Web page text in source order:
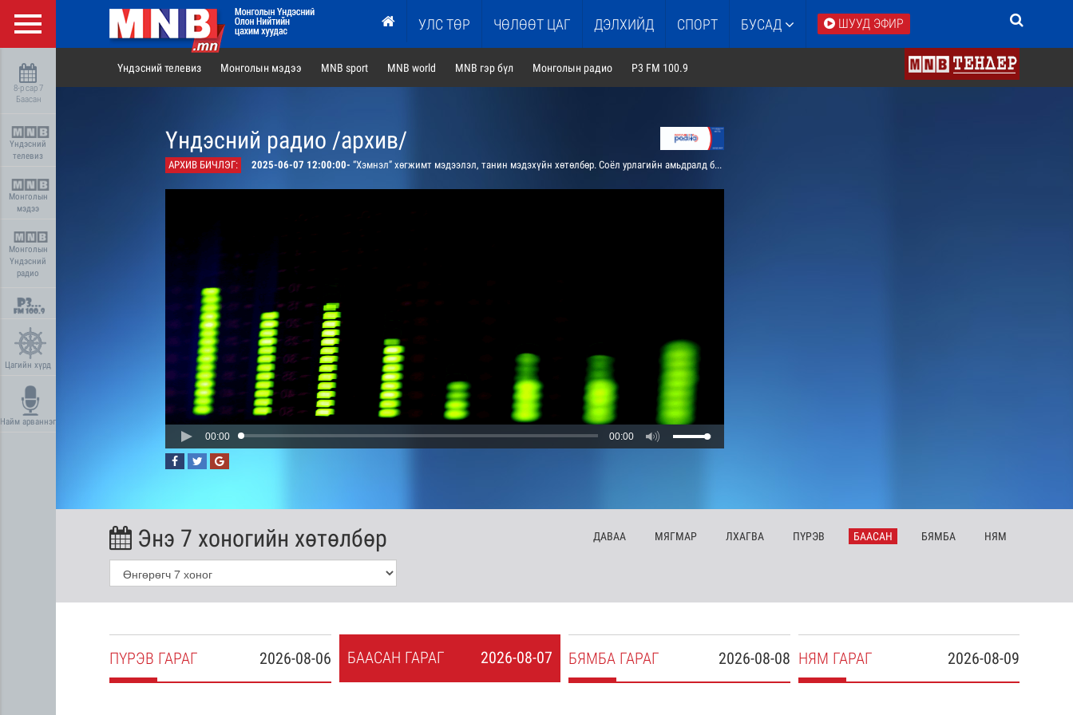
УЛС ТӨР ЧӨЛӨӨТ ЦАГ ДЭЛХИЙД СПОРТ БУСАД ШУУД ЭФИР
8-р сар 7
Баасан
Үндэсний
телевиз
Монголын
мэдээ
Монголын
Үндэсний
радио
Цагийн хүрд
Найм арваннэг
Үндэсний телевиз Монголын мэдээ MNB sport MNB world MNB гэр бүл Монголын радио P3 FM 100.9
Үндэсний радио /архив/
АРХИВ БИЧЛЭГ: 2025-06-07 12:00:00- “Хэмнэл” хөгжимт мэдээлэл, танин мэдэхүйн хөтөлбөр. Соёл урлагийн амьдралд болж байгаа үйл явдлаас мэдээлнэ
00:00 00:00
Энэ 7 хоногийн хөтөлбөр ДАВАА МЯГМАР ЛХАГВА ПҮРЭВ БААСАН БЯМБА НЯМ
2026-08-06
ПҮРЭВ ГАРАГ 2026-08-07
БААСАН ГАРАГ 2026-08-08
БЯМБА ГАРАГ 2026-08-09
НЯМ ГАРАГ